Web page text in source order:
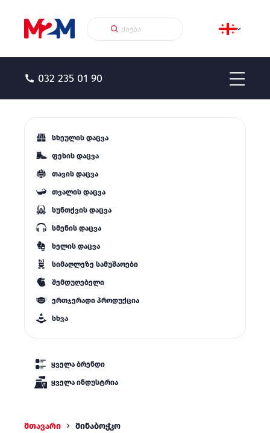
032 235 01 90
სხეულის დაცვა
ფეხის დაცვა
თავის დაცვა
თვალის დაცვა
სუნთქვის დაცვა
სმენის დაცვა
ხელის დაცვა
სიმაღლეზე სამუშაოები
შემდუღებელი
ერთჯერადი პროდუქცია
სხვა
ყველა ბრენდი
ყველა ინდუსტრია
მთავარი მინაბოჭკო